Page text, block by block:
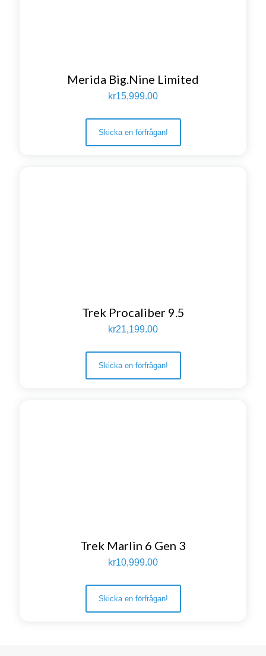
Merida Big.Nine Limited
kr15,999.00
Skicka en förfrågan!
Trek Procaliber 9.5
kr21,199.00
Skicka en förfrågan!
Trek Marlin 6 Gen 3
kr10,999.00
Skicka en förfrågan!